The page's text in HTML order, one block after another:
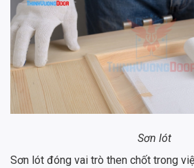
Sơn lót
Sơn lót đóng vai trò then chốt trong